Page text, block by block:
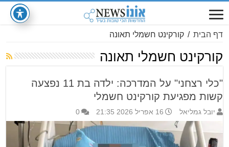
דף הבית / קורקינט חשמלי תאונה
קורקינט חשמלי תאונה
"כלי רצחני" על המדרכה: ילדה בת 11 נפצעה
קשות מפגיעת קורקינט חשמלי
יובל גמליאל 16 אפריל 2026 21:35 0